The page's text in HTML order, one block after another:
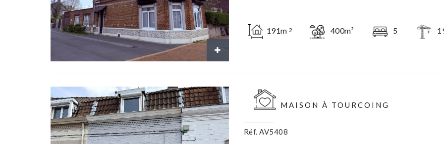
191m 2 400m² 5
MAISON À TOURCOING
Réf. AV5408